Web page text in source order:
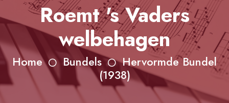
Roemt 's Vaders
welbehagen
Home Bundels
Hervormde Bundel
(1938)